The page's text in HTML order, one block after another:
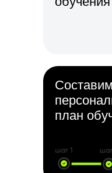
Составим
план